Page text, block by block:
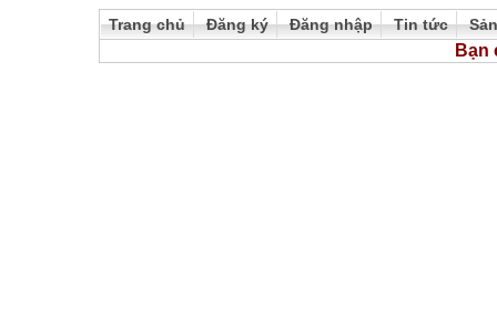
Trang chủ Đăng ký Đăng nhập Tin tức
Bạn